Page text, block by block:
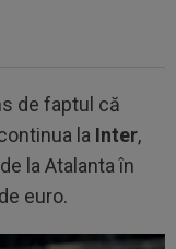
de faptul că
la Inter,
la Atalanta în
euro.